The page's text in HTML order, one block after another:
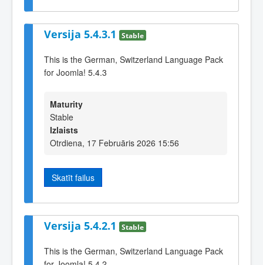
Versija 5.4.3.1 Stable
This is the German, Switzerland Language Pack
for Joomla! 5.4.3
Maturity
Stable
Izlaists
Otrdiena, 17 Februāris 2026 15:56
Skatīt failus
Versija 5.4.2.1 Stable
This is the German, Switzerland Language Pack